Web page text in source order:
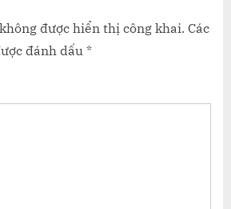
được hiển thị công khai. Các
đánh dấu *